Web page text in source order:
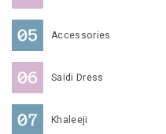
Accessories
Saidi Dress
Khaleeji